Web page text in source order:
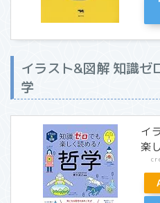
イラスト&図解 知識ゼ
学
イ
楽